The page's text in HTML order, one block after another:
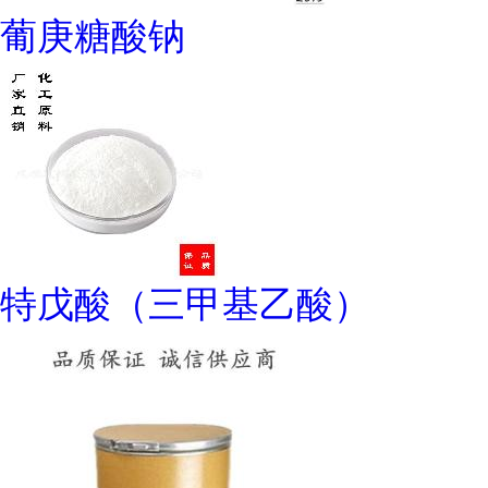
葡庚糖酸钠
特戊酸（三甲基乙酸）